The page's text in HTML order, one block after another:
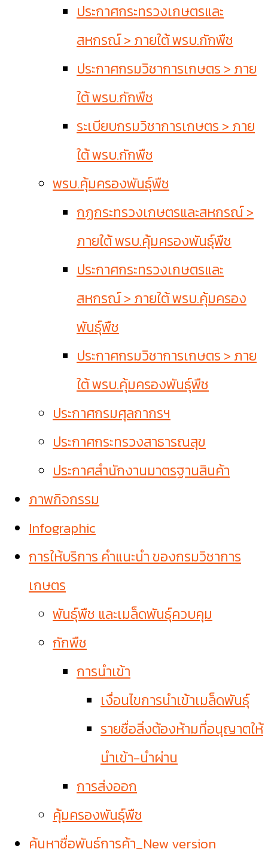
ประกาศกระทรวงเกษตรและ
สหกรณ์ > ภายใต้ พรบ.กักพืช
ประกาศกรมวิชาการเกษตร > ภาย
ใต้ พรบ.กักพืช
ระเบียบกรมวิชาการเกษตร > ภาย
ใต้ พรบ.กักพืช
พรบ.คุ้มครองพันธุ์พืช
กฏกระทรวงเกษตรและสหกรณ์ >
ภายใต้ พรบ.คุ้มครองพันธุ์พืช
ประกาศกระทรวงเกษตรและ
สหกรณ์ > ภายใต้ พรบ.คุ้มครอง
พันธุ์พืช
ประกาศกรมวิชาการเกษตร > ภาย
ใต้ พรบ.คุ้มครองพันธุ์พืช
ประกาศกรมศุลกากรฯ
ประกาศกระทรวงสาธารณสุข
ประกาศสำนักงานมาตรฐานสินค้า
ภาพกิจกรรม
Infographic
การให้บริการ คำแนะนำ ของกรมวิชาการ
เกษตร
พันธุ์พืช และเมล็ดพันธุ์ควบคุม
กักพืช
การนำเข้า
เงื่อนไขการนำเข้าเมล็ดพันธุ์
รายชื่อสิ่งต้องห้ามที่อนุญาตให้
นำเข้า-นำผ่าน
การส่งออก
คุ้มครองพันธุ์พืช
ค้นหาชื่อพันธุ์การค้า_New version